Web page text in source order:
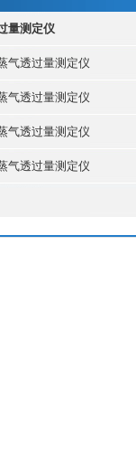
量测定仪
气透过量测定仪
气透过量测定仪
气透过量测定仪
气透过量测定仪